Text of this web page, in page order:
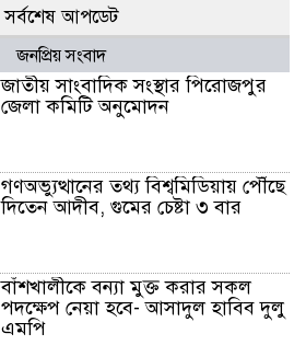
সর্বশেষ আপডেট
জনপ্রিয় সংবাদ
জাতীয় সাংবাদিক সংস্থার পিরোজপুর
জেলা কমিটি অনুমোদন
গণঅভ্যুত্থানের তথ্য বিশ্বমিডিয়ায় পৌঁছে
দিতেন আদীব, গুমের চেষ্টা ৩ বার
বাঁশখালীকে বন্যা মুক্ত করার সকল
পদক্ষেপ নেয়া হবে- আসাদুল হাবিব দুলু
এমপি